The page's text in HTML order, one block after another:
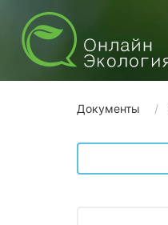
Документы